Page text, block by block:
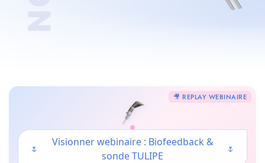
🎥 REPLAY WEBINAIRE
🌷
Visionner webinaire : Biofeedback &
sonde TULIPE
🌷